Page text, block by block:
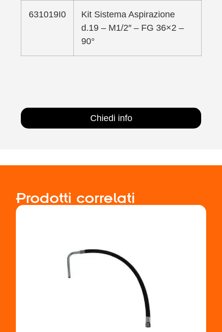
631019I0
Kit Sistema Aspirazione
d.19 – M1/2″ – FG 36×2 –
90°
Chiedi info
Prodotti correlati